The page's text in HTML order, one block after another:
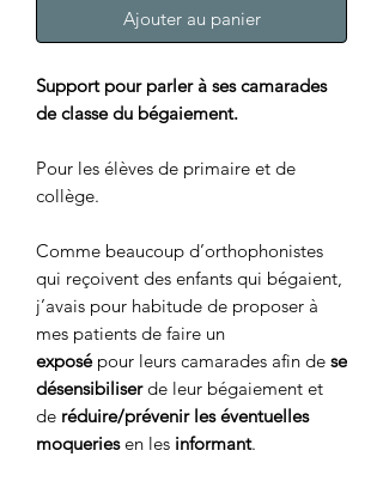
Ajouter au panier
Support pour parler à ses camarades
de classe du bégaiement.
Pour les élèves de primaire et de
collège.
Comme beaucoup d’orthophonistes
qui reçoivent des enfants qui bégaient,
j’avais pour habitude de proposer à
mes patients de faire un
exposépour leurs camarades afin de se
désensibiliserde leur bégaiement et
de réduire/prévenir les éventuelles
moqueriesen les informant.